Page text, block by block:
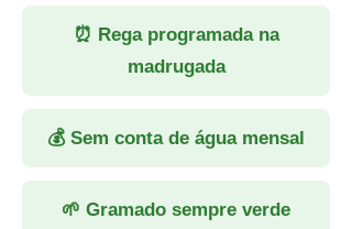
⏰ Rega programada na
madrugada
💰 Sem conta de água mensal
🌱 Gramado sempre verde